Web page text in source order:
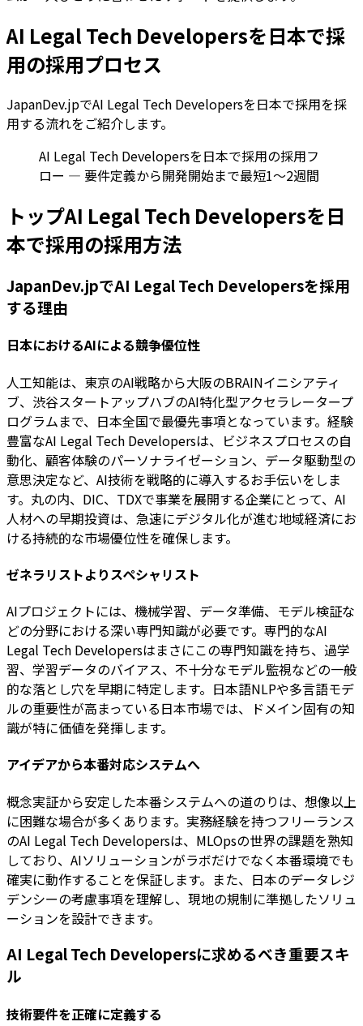
AI Legal Tech Developersを日本で採
用の採用プロセス
JapanDev.jpでAI Legal Tech Developersを日本で採用を採
用する流れをご紹介します。
AI Legal Tech Developersを日本で採用の採用フ
ロー — 要件定義から開発開始まで最短1〜2週間
トップAI Legal Tech Developersを日
本で採用の採用方法
JapanDev.jpでAI Legal Tech Developersを採用
する理由
日本におけるAIによる競争優位性
人工知能は、東京のAI戦略から大阪のBRAINイニシアティ
ブ、渋谷スタートアップハブのAI特化型アクセラレータープ
ログラムまで、日本全国で最優先事項となっています。経験
豊富なAI Legal Tech Developersは、ビジネスプロセスの自
動化、顧客体験のパーソナライゼーション、データ駆動型の
意思決定など、AI技術を戦略的に導入するお手伝いをしま
す。丸の内、DIC、TDXで事業を展開する企業にとって、AI
人材への早期投資は、急速にデジタル化が進む地域経済にお
ける持続的な市場優位性を確保します。
ゼネラリストよりスペシャリスト
AIプロジェクトには、機械学習、データ準備、モデル検証な
どの分野における深い専門知識が必要です。専門的なAI
Legal Tech Developersはまさにこの専門知識を持ち、過学
習、学習データのバイアス、不十分なモデル監視などの一般
的な落とし穴を早期に特定します。日本語NLPや多言語モデ
ルの重要性が高まっている日本市場では、ドメイン固有の知
識が特に価値を発揮します。
アイデアから本番対応システムへ
概念実証から安定した本番システムへの道のりは、想像以上
に困難な場合が多くあります。実務経験を持つフリーランス
のAI Legal Tech Developersは、MLOpsの世界の課題を熟知
しており、AIソリューションがラボだけでなく本番環境でも
確実に動作することを保証します。また、日本のデータレジ
デンシーの考慮事項を理解し、現地の規制に準拠したソリュ
ーションを設計できます。
AI Legal Tech Developersに求めるべき重要スキ
ル
技術要件を正確に定義する